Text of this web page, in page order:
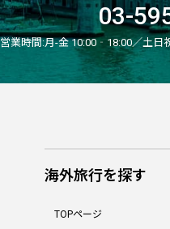
03-
営業時間:月-金 10:00‐18:00／土日
海外旅行を探す
TOPページ